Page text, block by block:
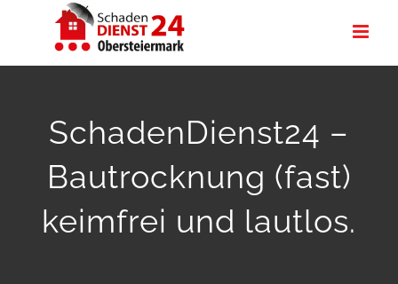
SchadenDienst24 –
Bautrocknung (fast)
keimfrei und lautlos.